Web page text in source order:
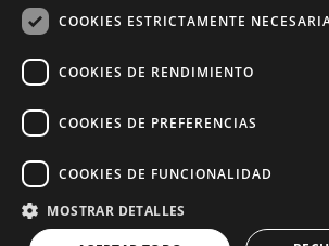
Necesito oración
Síguenos en
© Copyright 2026 es.Jesus.net Politica de
COOKIES ESTRICTAMENTE
COOKIES DE RENDIMIENTO
COOKIES DE PREFERENCIAS
COOKIES DE FUNCIONALIDAD
MOSTRAR DETALLES